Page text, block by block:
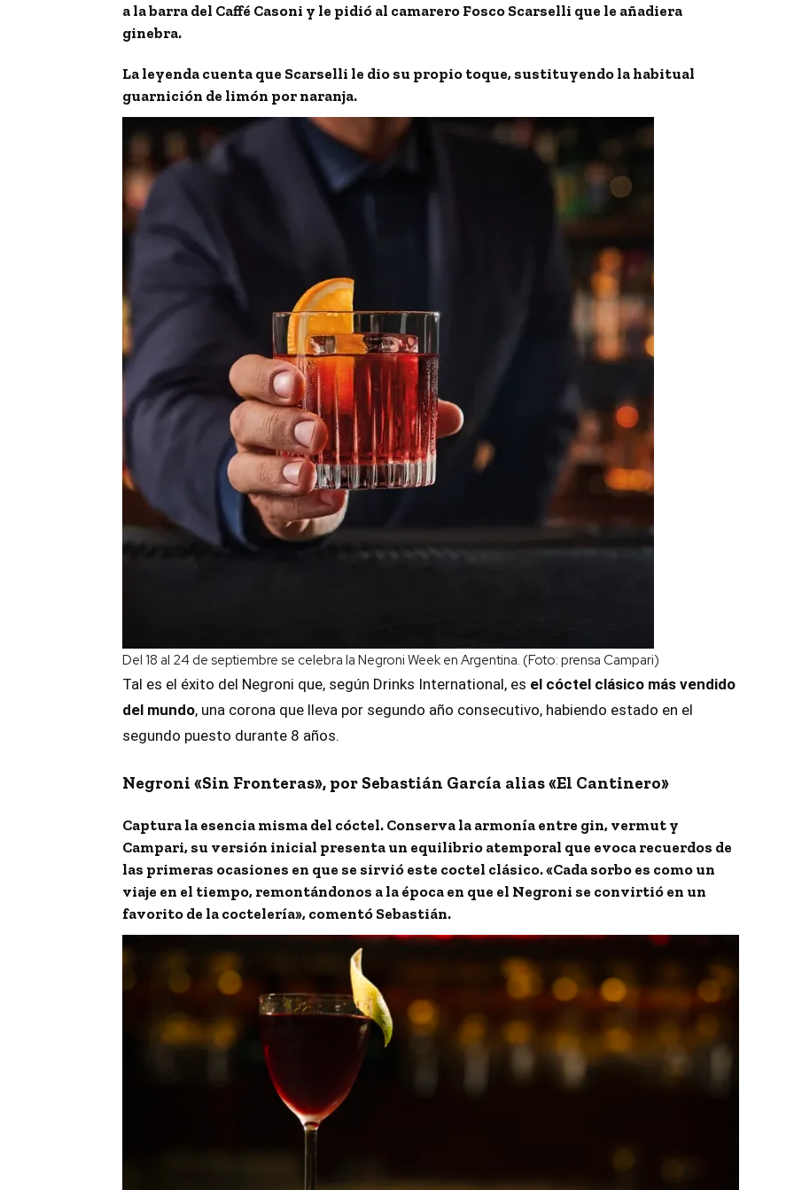
a la barra del Caffé Casoni y le pidió al camarero Fosco Scarselli que le añadiera
ginebra.
La leyenda cuenta que Scarselli le dio su propio toque, sustituyendo la habitual
guarnición de limón por naranja.
Del 18 al 24 de septiembre se celebra la Negroni Week en Argentina. (Foto: prensa Campari)
Tal es el éxito del Negroni que, según Drinks International, es el cóctel clásico más vendido
del mundo, una corona que lleva por segundo año consecutivo, habiendo estado en el
segundo puesto durante 8 años.
Negroni «Sin Fronteras», por Sebastián García alias «El Cantinero»
Captura la esencia misma del cóctel. Conserva la armonía entre gin, vermut y
Campari, su versión inicial presenta un equilibrio atemporal que evoca recuerdos de
las primeras ocasiones en que se sirvió este coctel clásico. «Cada sorbo es como un
viaje en el tiempo, remontándonos a la época en que el Negroni se convirtió en un
favorito de la coctelería», comentó Sebastián.